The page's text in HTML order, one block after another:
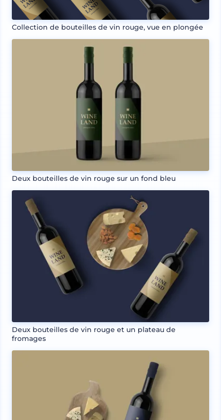
Collection de bouteilles de vin rouge, vue en plongée
Deux bouteilles de vin rouge sur un fond bleu
Deux bouteilles de vin rouge et un plateau de
fromages